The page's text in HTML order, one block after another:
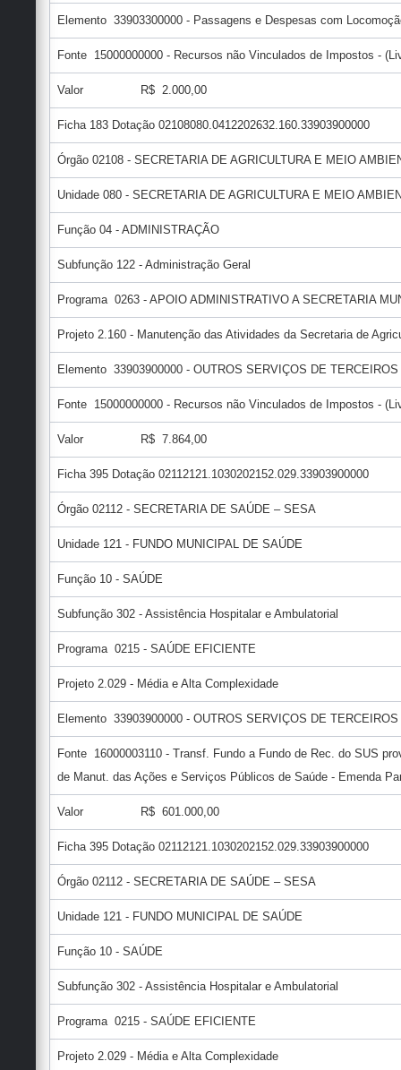
Elemento 33903300000 - Passagens e Despesas com
Fonte 15000000000 - Recursos não Vinculados de Impostos -
Valor R$ 2.000,00
Ficha 183 Dotação 02108080.0412202632.160.33903900000
Órgão 02108 - SECRETARIA DE AGRICULTURA E MEIO
Unidade 080 - SECRETARIA DE AGRICULTURA E MEIO
Função 04 - ADMINISTRAÇÃO
Subfunção 122 - Administração Geral
Programa 0263 - APOIO ADMINISTRATIVO A SECRETARIA
Projeto 2.160 - Manutenção das Atividades da Secretaria de
Elemento 33903900000 - OUTROS SERVIÇOS DE
Fonte 15000000000 - Recursos não Vinculados de Impostos -
Valor R$ 7.864,00
Ficha 395 Dotação 02112121.1030202152.029.33903900000
Órgão 02112 - SECRETARIA DE SAÚDE – SESA
Unidade 121 - FUNDO MUNICIPAL DE SAÚDE
Função 10 - SAÚDE
Subfunção 302 - Assistência Hospitalar e Ambulatorial
Programa 0215 - SAÚDE EFICIENTE
Projeto 2.029 - Média e Alta Complexidade
Elemento 33903900000 - OUTROS SERVIÇOS DE
Fonte 16000003110 - Transf. Fundo a Fundo de Rec. do SUS
de Manut. das Ações e Serviços Públicos de Saúde - Emenda
Valor R$ 601.000,00
Ficha 395 Dotação 02112121.1030202152.029.33903900000
Órgão 02112 - SECRETARIA DE SAÚDE – SESA
Unidade 121 - FUNDO MUNICIPAL DE SAÚDE
Função 10 - SAÚDE
Subfunção 302 - Assistência Hospitalar e Ambulatorial
Programa 0215 - SAÚDE EFICIENTE
Projeto 2.029 - Média e Alta Complexidade